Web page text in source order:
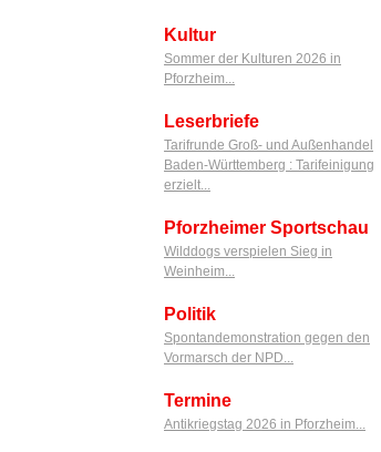
Kultur
Sommer der Kulturen 2026 in
Pforzheim...
Leserbriefe
Tarifrunde Groß- und Außenhandel
Baden-Württemberg : Tarifeinigung
erzielt...
Pforzheimer Sportschau
Wilddogs verspielen Sieg in
Weinheim...
Politik
Spontandemonstration gegen den
Vormarsch der NPD...
Termine
Antikriegstag 2026 in Pforzheim...